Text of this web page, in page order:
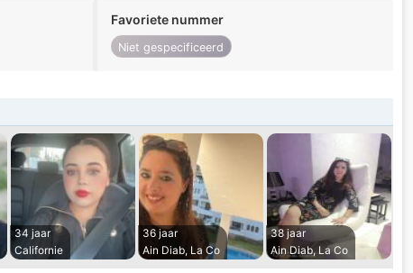
Favoriete nummer
Niet gespecificeerd
34 jaar
Californie
36 jaar
Ain Diab, La Co
38 jaar
Ain Diab, La Co